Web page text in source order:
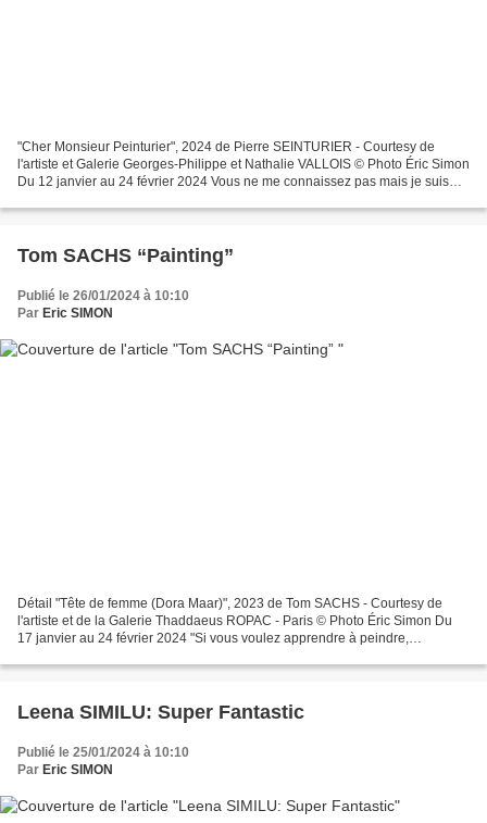
"Cher Monsieur Peinturier", 2024 de Pierre SEINTURIER - Courtesy de
l'artiste et Galerie Georges-Philippe et Nathalie VALLOIS © Photo Éric Simon
Du 12 janvier au 24 février 2024 Vous ne me connaissez pas mais je suis
Tom SACHS “Painting”
Publié le 26/01/2024 à 10:10
Par Eric SIMON
Détail "Tête de femme (Dora Maar)", 2023 de Tom SACHS - Courtesy de
l'artiste et de la Galerie Thaddaeus ROPAC - Paris © Photo Éric Simon Du
17 janvier au 24 février 2024 "Si vous voulez apprendre à peindre,
Leena SIMILU: Super Fantastic
Publié le 25/01/2024 à 10:10
Par Eric SIMON